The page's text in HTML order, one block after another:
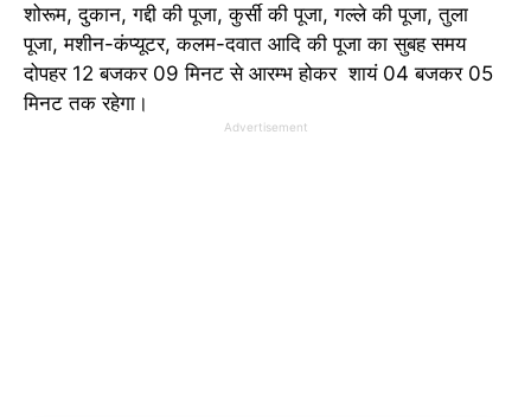
शोरूम, दुकान, गद्दी की पूजा, कुर्सी की पूजा, गल्ले की पूजा, तुला
पूजा, मशीन-कंप्यूटर, कलम-दवात आदि की पूजा का सुबह समय
दोपहर 12 बजकर 09 मिनट से आरम्भ होकर शायं 04 बजकर 05
मिनट तक रहेगा ।
Advertisement